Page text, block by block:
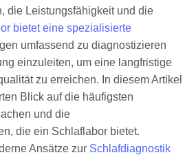
die Leistungsfähigkeit und die
bietet eine spezialisierte
umfassend zu diagnostizieren
einzuleiten, um eine langfristige
zu erreichen. In diesem Artikel
Blick auf die häufigsten
und die
die ein Schlaflabor bietet.
Ansätze zur Schlafdiagnostik